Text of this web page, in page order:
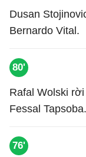
Dusan
Bernardo Vital.
80'
Rafal Wolski
Fessal Tapsoba.
76'